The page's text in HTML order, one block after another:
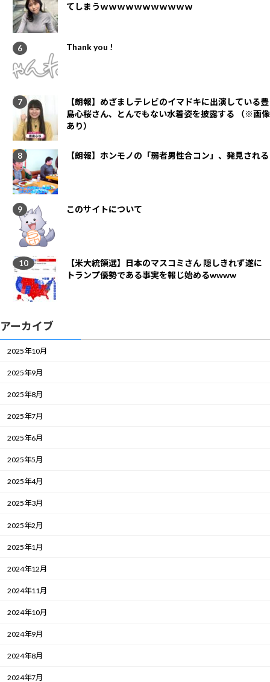
てしまうｗｗｗｗｗｗｗｗｗｗｗ
Thank you !
【朗報】めざましテレビのイマドキに出演している豊
島心桜さん、とんでもない水着姿を披露する （※画像
あり）
【朗報】ホンモノの「弱者男性合コン」、発見される
このサイトについて
【米大統領選】日本のマスコミさん 隠しきれず遂に
トランプ優勢である事実を報じ始めるwwww
アーカイブ
2025年10月
2025年9月
2025年8月
2025年7月
2025年6月
2025年5月
2025年4月
2025年3月
2025年2月
2025年1月
2024年12月
2024年11月
2024年10月
2024年9月
2024年8月
2024年7月